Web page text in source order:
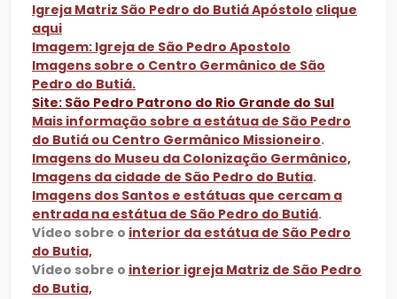
Igreja Matriz São Pedro do Butiá Apóstolo clique
aqui
Imagem: Igreja de São Pedro Apostolo
Imagens sobre o Centro Germânico de São
Pedro do Butiá.
Site: São Pedro Patrono do Rio Grande do Sul
Mais informação sobre a estátua de São Pedro
do Butiá ou Centro Germânico Missioneiro.
Imagens do Museu da Colonização Germânico,
Imagens da cidade de São Pedro do Butia.
Imagens dos Santos e estátuas que cercam a
entrada na estátua de São Pedro do Butiá.
Vídeo sobre o interior da estátua de São Pedro
do Butia,
Vídeo sobre o interior igreja Matriz de São Pedro
do Butia,